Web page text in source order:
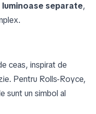
separate,
ceas, inspirat de
Pentru Rolls-Royce,
sunt un simbol al